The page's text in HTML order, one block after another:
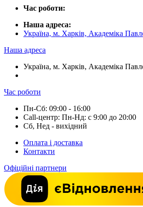
Час роботи:
Наша адреса:
Україна, м. Харків, Академіка
Наша адреса
Україна, м. Харків, Академіка
Час роботи
Пн-Сб: 09:00 - 16:00
Call-центр: Пн-Нд: с 9:00 до 20:00
Сб, Нед - вихідний
Оплата і доставка
Контакти
Офіційні партнери